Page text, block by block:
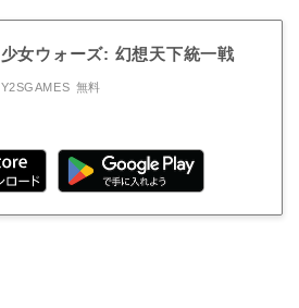
少女ウォーズ: 幻想天下統一戦
Y2SGAMES 無料